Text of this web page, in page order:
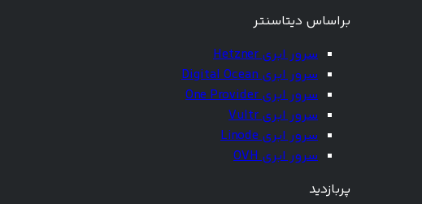
براساس دیتاسنتر
سرور ابری Hetzner
سرور ابری Digital Ocean
سرور ابری One Provider
سرور ابری Vultr
سرور ابری Linode
سرور ابری OVH
پربازدید